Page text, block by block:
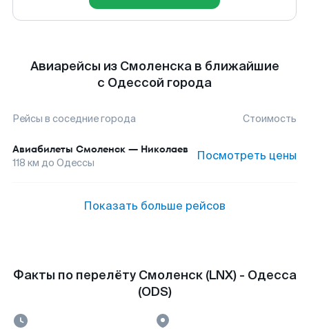
Авиарейсы из Смоленска в ближайшие
с Одессой города
Рейсы в соседние города Стоимость
Авиабилеты Смоленск — Николаев
118 км до Одессы Посмотреть цены
Показать больше рейсов
Факты по перелёту Смоленск (LNX) - Одесса
(ODS)